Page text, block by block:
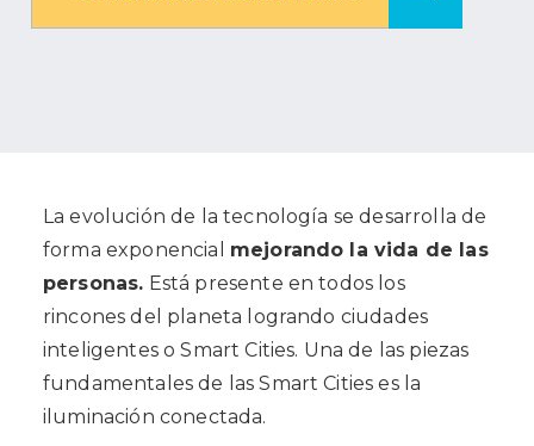
La evolución de la tecnología se desarrolla de
forma exponencial mejorando la vida de las
personas. Está presente en todos los
rincones del planeta logrando ciudades
inteligentes o Smart Cities. Una de las piezas
fundamentales de las Smart Cities es la
iluminación conectada.